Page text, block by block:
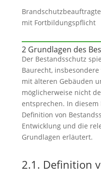
mit Fortbildungspflicht
2 Grundlagen des
Der Bestandsschutz
Baurecht,
mit älteren Gebäuden
möglicherweise nicht
entsprechen. In
Definition von
Entwicklung und die
Grundlagen erläutert.
2.1. Definition